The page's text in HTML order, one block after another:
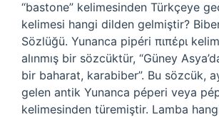
“bastone” kelimesinden Türkçeye
kelimesi hangi dilden gelmiştir?
Sözlüğü. Yunanca pipéri πιπέρι
alınmış bir sözcüktür, “Güney
bir baharat, karabiber”. Bu sözcük,
gelen antik Yunanca péperi veya
kelimesinden türemiştir. Lamba